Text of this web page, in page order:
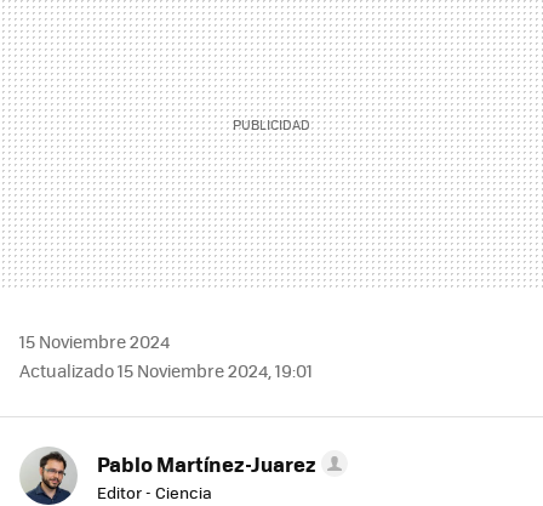
15 Noviembre 2024
Actualizado 15 Noviembre 2024, 19:01
Pablo Martínez-Juarez
Editor - Ciencia